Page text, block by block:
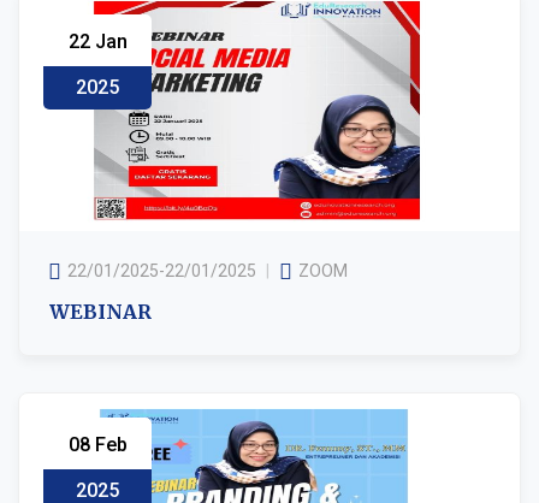
22 Jan
2025
22/01/2025-22/01/2025 ZOOM
WEBINAR
08 Feb
2025